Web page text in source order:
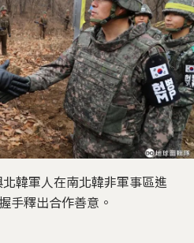
韓軍人在南北韓非軍事區進
手釋出合作善意。